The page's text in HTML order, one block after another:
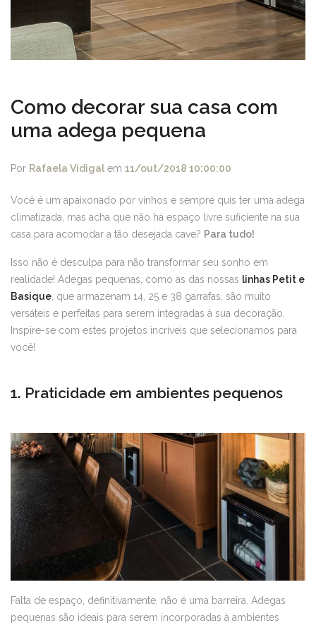
Como decorar sua casa com
uma adega pequena
Por Rafaela Vidigal em 11/out/2018 10:00:00
Você é um apaixonado por vinhos e sempre quis ter uma adega
climatizada, mas acha que não há espaço livre suficiente na sua
casa para acomodar a tão desejada cave? Para tudo!
Isso não é desculpa para não transformar seu sonho em
realidade! Adegas pequenas, como as das nossas linhas Petit e
Basique , que armazenam 14, 25 e 38 garrafas, são muito
versáteis e perfeitas para serem integradas à sua decoração.
Inspire-se com estes projetos incríveis que selecionamos para
você!
1. Praticidade em ambientes pequenos
Falta de espaço, definitivamente, não é uma barreira. Adegas
pequenas são ideais para serem incorporadas à ambientes